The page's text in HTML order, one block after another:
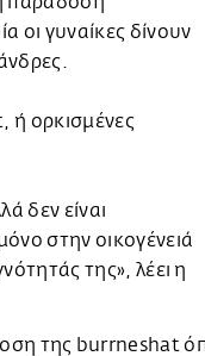
οι γυναίκες δίνουν
ή ορκισμένες
δεν είναι
στην οικογένειά
της», λέει η